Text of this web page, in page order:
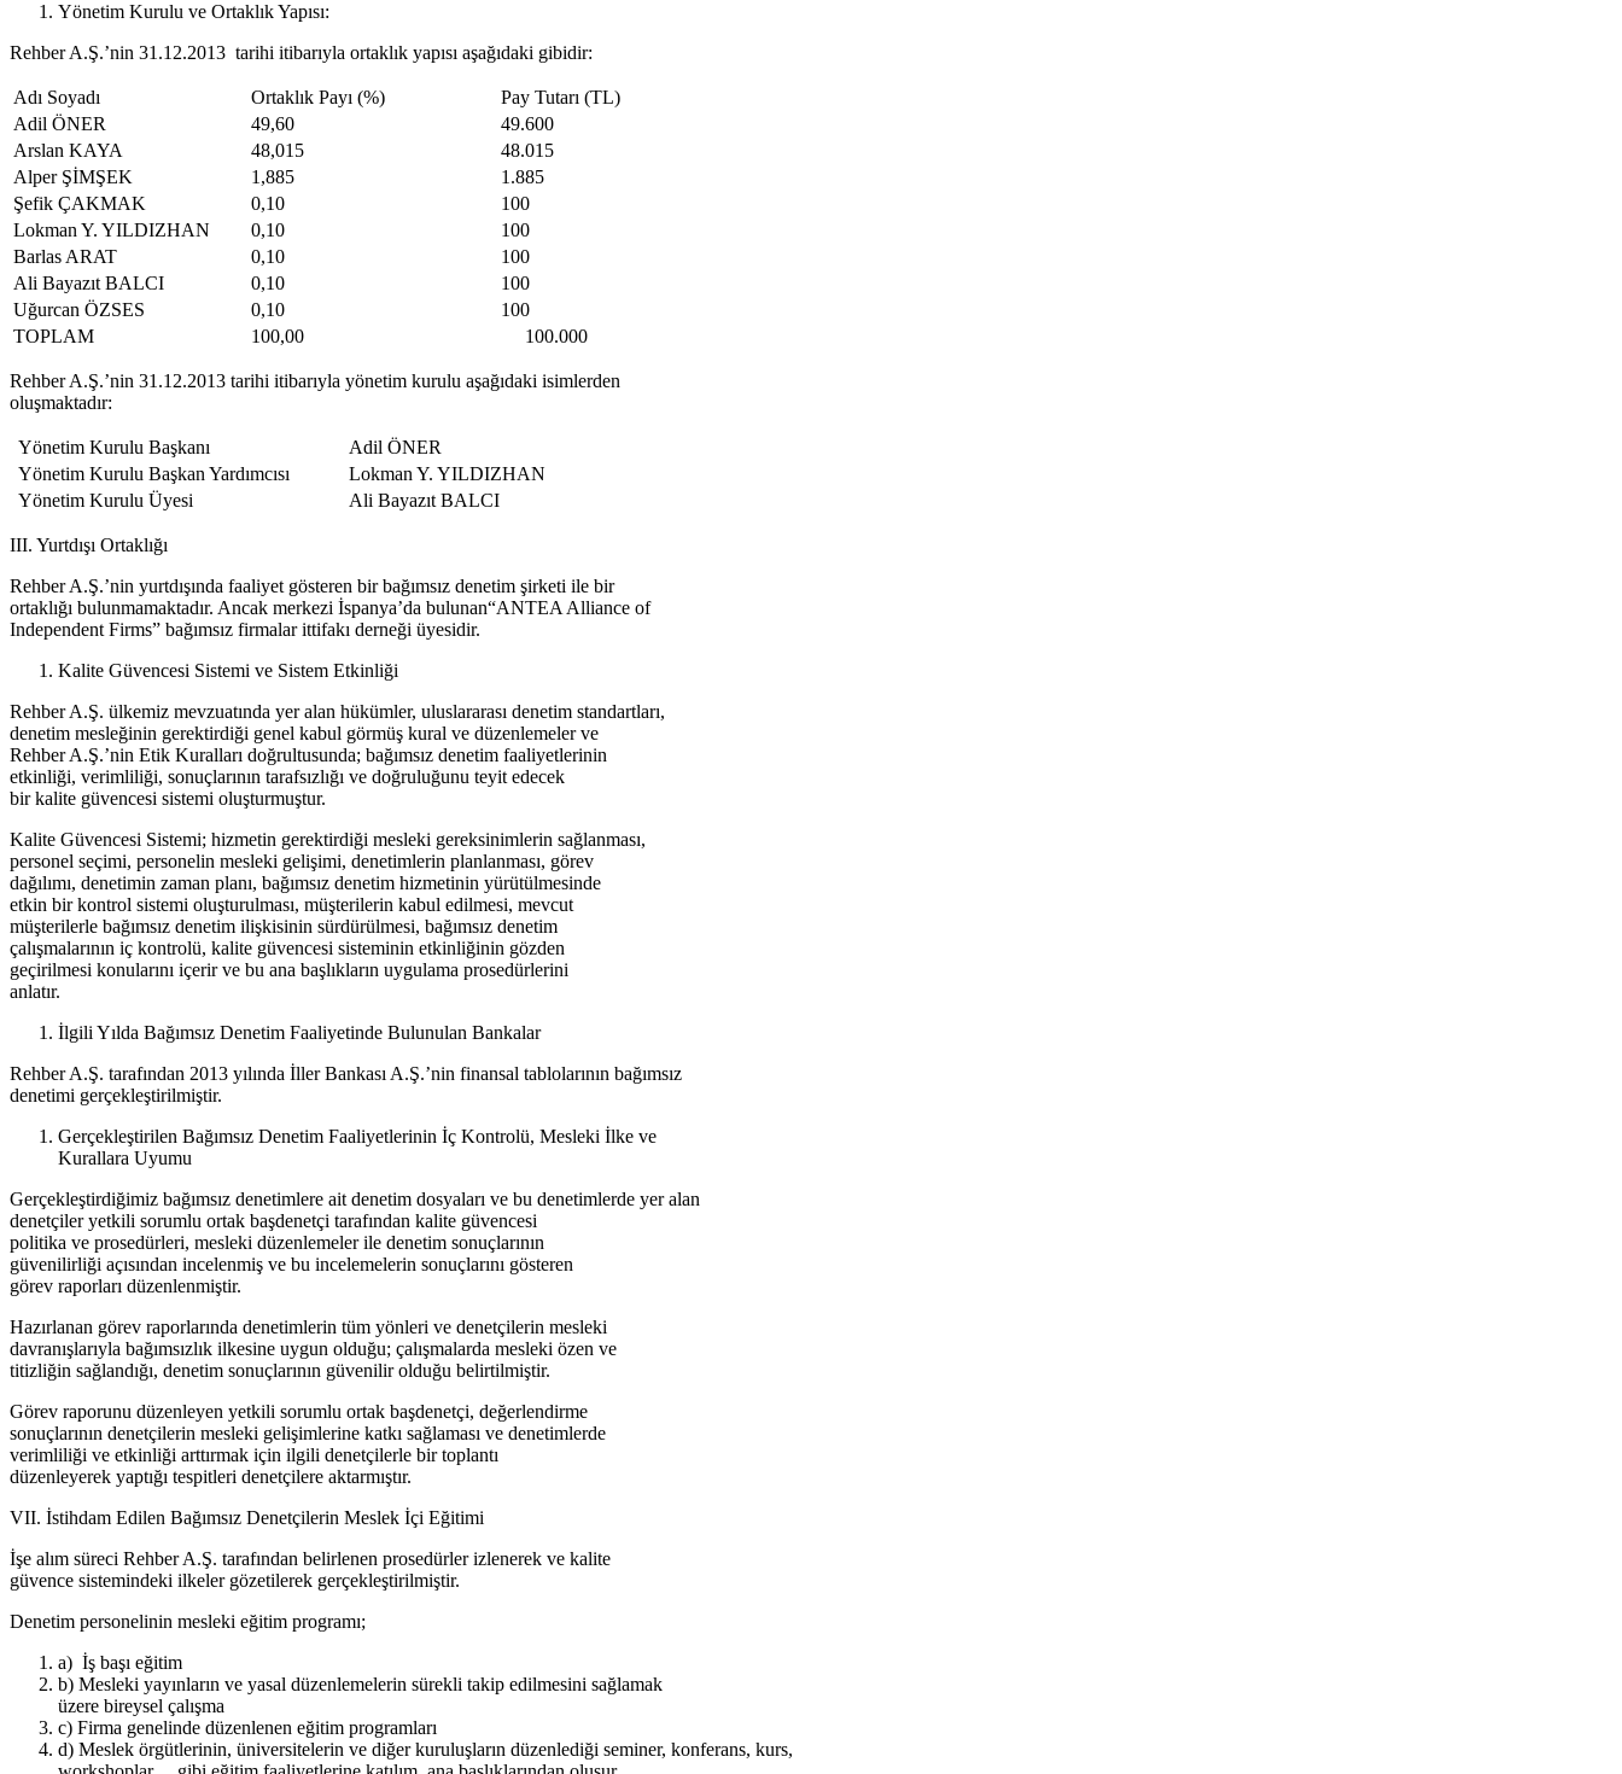
Yönetim Kurulu ve Ortaklık Yapısı:
Rehber A.Ş.’nin 31.12.2013 tarihi itibarıyla ortaklık yapısı aşağıdaki gibidir:
Adı Soyadı Ortaklık Payı (%)
Pay Tutarı (TL)
Adil ÖNER
49,60
49.600
Arslan KAYA
48,015
48.015
Alper ŞİMŞEK
1,885
1.885
Şefik ÇAKMAK
0,10
100
Lokman Y. YILDIZHAN
0,10
100
Barlas ARAT
0,10
100
Ali Bayazıt BALCI
0,10
100
Uğurcan ÖZSES
0,10
100
TOPLAM
100,00 100.000
Rehber A.Ş.’nin 31.12.2013 tarihi itibarıyla yönetim kurulu aşağıdaki isimlerden
oluşmaktadır:
Yönetim Kurulu Başkanı
Adil ÖNER
Yönetim Kurulu Başkan Yardımcısı
Lokman Y. YILDIZHAN
Yönetim Kurulu Üyesi
Ali Bayazıt BALCI
III. Yurtdışı Ortaklığı
Rehber A.Ş.’nin yurtdışında faaliyet gösteren bir bağımsız denetim şirketi ile bir
ortaklığı bulunmamaktadır. Ancak merkezi İspanya’da bulunan“ANTEA Alliance of
Independent Firms” bağımsız firmalar ittifakı derneği üyesidir.
Kalite Güvencesi Sistemi ve Sistem Etkinliği
Rehber A.Ş. ülkemiz mevzuatında yer alan hükümler, uluslararası denetim standartları,
denetim mesleğinin gerektirdiği genel kabul görmüş kural ve düzenlemeler ve
Rehber A.Ş.’nin Etik Kuralları doğrultusunda; bağımsız denetim faaliyetlerinin
etkinliği, verimliliği, sonuçlarının tarafsızlığı ve doğruluğunu teyit edecek
bir kalite güvencesi sistemi oluşturmuştur.
Kalite Güvencesi Sistemi; hizmetin gerektirdiği mesleki gereksinimlerin sağlanması,
personel seçimi, personelin mesleki gelişimi, denetimlerin planlanması, görev
dağılımı, denetimin zaman planı, bağımsız denetim hizmetinin yürütülmesinde
etkin bir kontrol sistemi oluşturulması, müşterilerin kabul edilmesi, mevcut
müşterilerle bağımsız denetim ilişkisinin sürdürülmesi, bağımsız denetim
çalışmalarının iç kontrolü, kalite güvencesi sisteminin etkinliğinin gözden
geçirilmesi konularını içerir ve bu ana başlıkların uygulama prosedürlerini
anlatır.
İlgili Yılda Bağımsız Denetim Faaliyetinde Bulunulan Bankalar
Rehber A.Ş. tarafından 2013 yılında İller Bankası A.Ş.’nin finansal tablolarının bağımsız
denetimi gerçekleştirilmiştir.
Gerçekleştirilen Bağımsız Denetim Faaliyetlerinin İç Kontrolü, Mesleki İlke ve
Kurallara Uyumu
Gerçekleştirdiğimiz bağımsız denetimlere ait denetim dosyaları ve bu denetimlerde yer alan
denetçiler yetkili sorumlu ortak başdenetçi tarafından kalite güvencesi
politika ve prosedürleri, mesleki düzenlemeler ile denetim sonuçlarının
güvenilirliği açısından incelenmiş ve bu incelemelerin sonuçlarını gösteren
görev raporları düzenlenmiştir.
Hazırlanan görev raporlarında denetimlerin tüm yönleri ve denetçilerin mesleki
davranışlarıyla bağımsızlık ilkesine uygun olduğu; çalışmalarda mesleki özen ve
titizliğin sağlandığı, denetim sonuçlarının güvenilir olduğu belirtilmiştir.
Görev raporunu düzenleyen yetkili sorumlu ortak başdenetçi, değerlendirme
sonuçlarının denetçilerin mesleki gelişimlerine katkı sağlaması ve denetimlerde
verimliliği ve etkinliği arttırmak için ilgili denetçilerle bir toplantı
düzenleyerek yaptığı tespitleri denetçilere aktarmıştır.
VII. İstihdam Edilen Bağımsız Denetçilerin Meslek İçi Eğitimi
İşe alım süreci Rehber A.Ş. tarafından belirlenen prosedürler izlenerek ve kalite
güvence sistemindeki ilkeler gözetilerek gerçekleştirilmiştir.
Denetim personelinin mesleki eğitim programı;
a) İş başı eğitim
b) Mesleki yayınların ve yasal düzenlemelerin sürekli takip edilmesini sağlamak
üzere bireysel çalışma
c) Firma genelinde düzenlenen eğitim programları
d) Meslek örgütlerinin, üniversitelerin ve diğer kuruluşların düzenlediği seminer, konferans, kurs,